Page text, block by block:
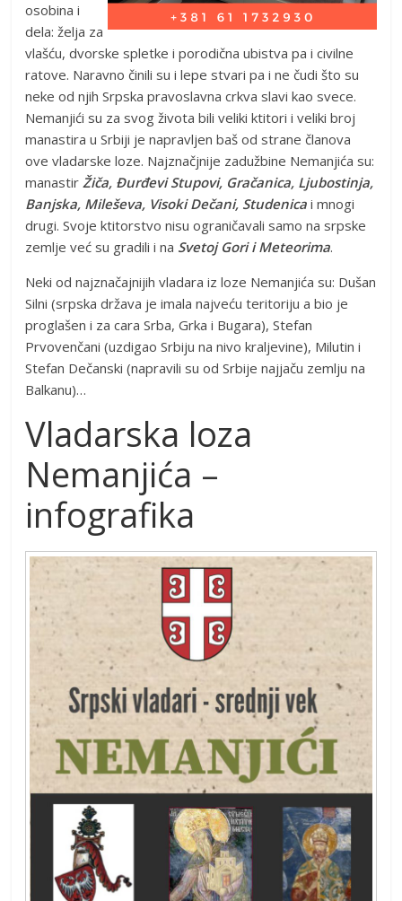
osobina i
dela: želja za
vlašću, dvorske spletke i porodična ubistva pa i civilne
ratove. Naravno činili su i lepe stvari pa i ne čudi što su
neke od njih Srpska pravoslavna crkva slavi kao svece.
Nemanjići su za svog života bili veliki ktitori i veliki broj
manastira u Srbiji je napravljen baš od strane članova
ove vladarske loze. Najznačjnije zadužbine Nemanjića su:
manastirŽiča, Đurđevi Stupovi, Gračanica, Ljubostinja,
Banjska, Mileševa, Visoki Dečani, Studenica i mnogi
drugi. Svoje ktitorstvo nisu ograničavali samo na srpske
zemlje već su gradili i na Svetoj Gori i Meteorima.
Neki od najznačajnijih vladara iz loze Nemanjića su: Dušan
Silni (srpska država je imala najveću teritoriju a bio je
proglašen i za cara Srba, Grka i Bugara), Stefan
Prvovenčani (uzdigao Srbiju na nivo kraljevine), Milutin i
Stefan Dečanski (napravili su od Srbije najjaču zemlju na
Balkanu)…
Vladarska loza
Nemanjića –
infografika